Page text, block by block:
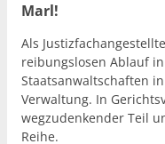
Marl!
Als
reibungslosen Ablauf
Staatsanwaltschaften
Verwaltung. In
wegzudenkender Teil
Reihe.